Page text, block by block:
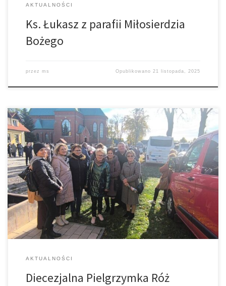
AKTUALNOŚCI
Ks. Łukasz z parafii Miłosierdzia
Bożego
przez ms Opublikowano 21 listopada, 2025
Około 2 tysięcy osób, w tym również przedstawiciele naszych Róż
Różańcowych, przyjechało do Chorzelowa na Diecezjalne
Spotkanie Róż Żywego Różańca. W Sanktuarium Matki Bożej
Królowej Rodzin modlili się w intencji misji i rodzin diecezji
tarnowskiej, a także o szybkie wyniesienie na ołtarze misjonarza
ks. Jana Czuby. Tarnowski misjonarz zginął w […]
AKTUALNOŚCI
Diecezjalna Pielgrzymka Róż